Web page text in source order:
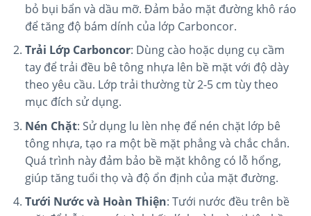
bỏ bụi bẩn và dầu mỡ. Đảm bảo mặt đường khô ráo
để tăng độ bám dính của lớp Carboncor.
Trải Lớp Carboncor: Dùng cào hoặc dụng cụ cầm
tay để trải đều bê tông nhựa lên bề mặt với độ dày
theo yêu cầu. Lớp trải thường từ 2-5 cm tùy theo
mục đích sử dụng​.
Nén Chặt: Sử dụng lu lèn nhẹ để nén chặt lớp bê
tông nhựa, tạo ra một bề mặt phẳng và chắc chắn.
Quá trình này đảm bảo bề mặt không có lỗ hổng,
giúp tăng tuổi thọ và độ ổn định của mặt đường.
Tưới Nước và Hoàn Thiện: Tưới nước đều trên bề